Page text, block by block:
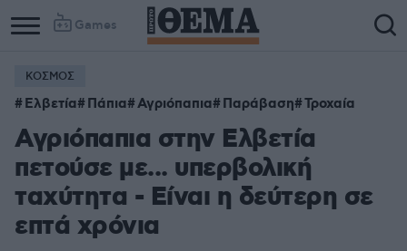
Games
ΚΟΣΜΟΣ
Ελβετία Πάπια Αγριόπαπια Παράβαση Τροχαία
Αγριόπαπια στην Ελβετία
πετούσε με... υπερβολική
ταχύτητα - Είναι η δεύτερη σε
επτά χρόνια